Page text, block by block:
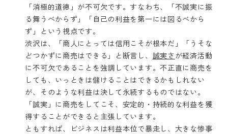
「消極的道徳」が不可欠です。すなわち、「不誠実に振
る舞うべからず」「自己の利益を第一には図るべから
ず」という視点です。
渋沢は、「商人にとっては信用こそが根本だ」「うそな
どつかずに商売はできる」と断言し、 誠実さが経済活動
に不可欠であることを強調しています。不正直に商売を
しても、いっときは儲けることはできるかもしれない
が、そのような利益は決して永続するものではない。
「誠実」に商売をしてこそ、安定的・持続的な利益を獲
得することができると主張しています。
ともすれば、ビジネスは利益本位で暴走し、大きな惨事